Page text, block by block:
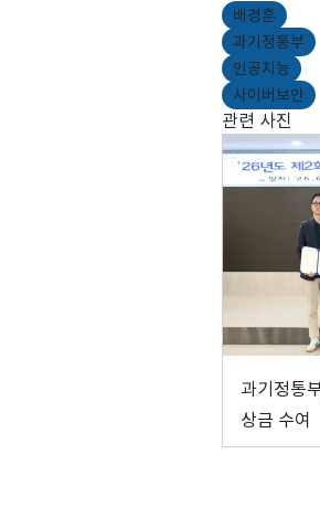
배경훈
과기정통부
인공지능
사이버보안
관련 사진
과기정통
상금 수여